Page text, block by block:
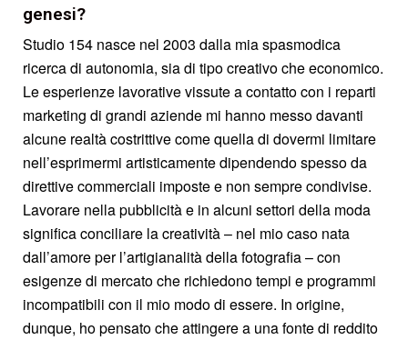
genesi?
Studio 154 nasce nel 2003 dalla mia spasmodica
ricerca di autonomia, sia di tipo creativo che economico.
Le esperienze lavorative vissute a contatto con i reparti
marketing di grandi aziende mi hanno messo davanti
alcune realtà costrittive come quella di dovermi limitare
nell’esprimermi artisticamente dipendendo spesso da
direttive commerciali imposte e non sempre condivise.
Lavorare nella pubblicità e in alcuni settori della moda
significa conciliare la creatività – nel mio caso nata
dall’amore per l’artigianalità della fotografia – con
esigenze di mercato che richiedono tempi e programmi
incompatibili con il mio modo di essere. In origine,
dunque, ho pensato che attingere a una fonte di reddito